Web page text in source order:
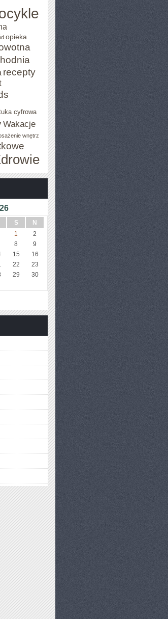
opieka
recepty
cyfrowa
Wakacje
wnętrz
S
N
1
2
8
9
15
16
22
23
29
30